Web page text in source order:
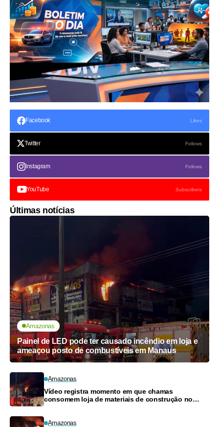
Facebook Likes
Twitter Follows
Instagram Follows
YouTube Subscribers
Últimas notícias
Amazonas
Painel de LED pode ter causado incêndio em loja e
ameaçou posto de combustíveis em Manaus
Amazonas
Vídeo registra momento em que chamas
consomem loja de materiais de construção no
Amazonas